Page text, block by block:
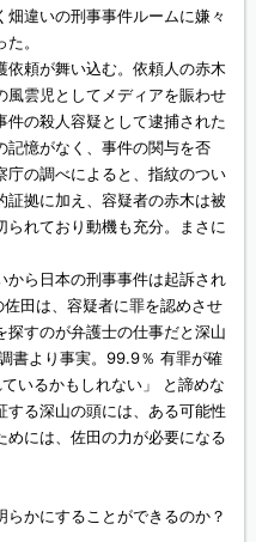
違いの刑事事件ルームに嫌々
。
依頼が舞い込む。依頼人の赤木
風雲児としてメディアを賑わせ
件の殺人容疑として逮捕された
記憶がなく、事件の関与を否
庁の調べによると、指紋のつい
証拠に加え、容疑者の赤木は被
れており動機も充分。まさに
から日本の刑事事件は起訴され
田は、容疑者に罪を認めさせ
探すのが弁護士の仕事だと深山
書より事実。99.9％ 有罪が確
いるかもしれない」 と諦めな
する深山の頭には、ある可能性
には、佐田の力が必要になる
かにすることができるのか？